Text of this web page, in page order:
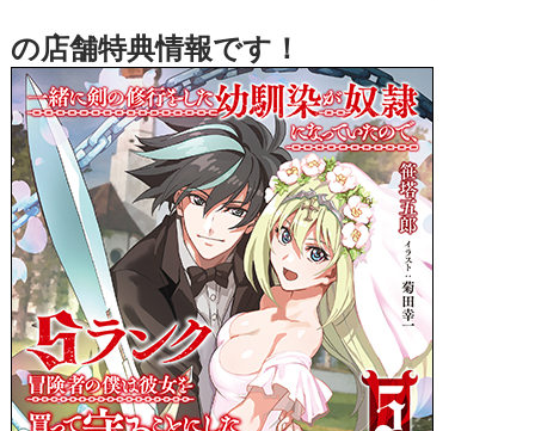
の店舗特典情報です！